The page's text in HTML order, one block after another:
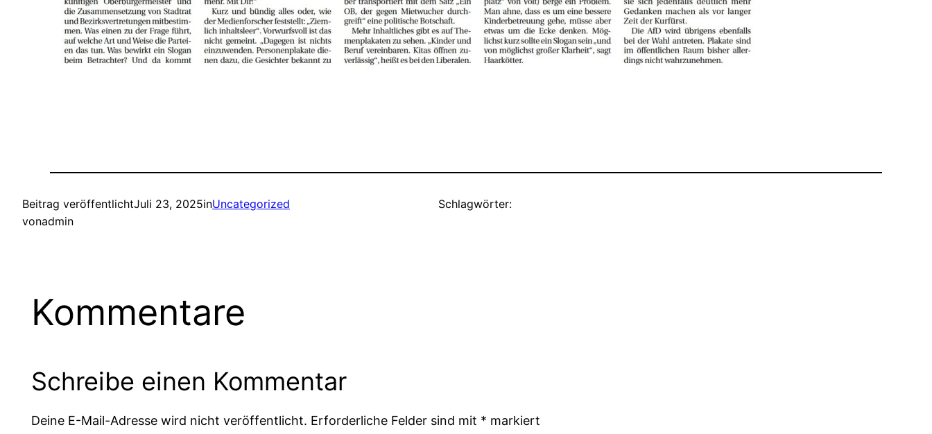
Beitrag veröffentlichtJuli 23, 2025inUncategorized
vonadmin
Schlagwörter:
Kommentare
Schreibe einen Kommentar
Deine E-Mail-Adresse wird nicht veröffentlicht. Erforderliche Felder sind mit * markiert